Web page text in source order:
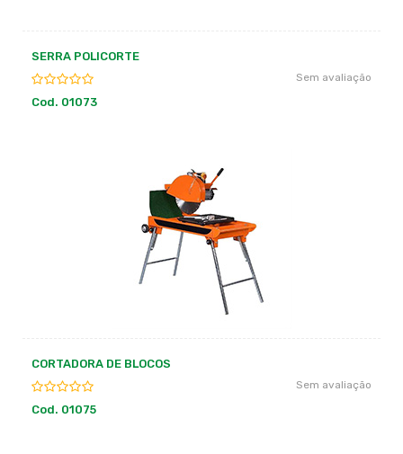
SERRA POLICORTE
Sem avaliação
Cod. 01073
CORTADORA DE BLOCOS
Sem avaliação
Cod. 01075